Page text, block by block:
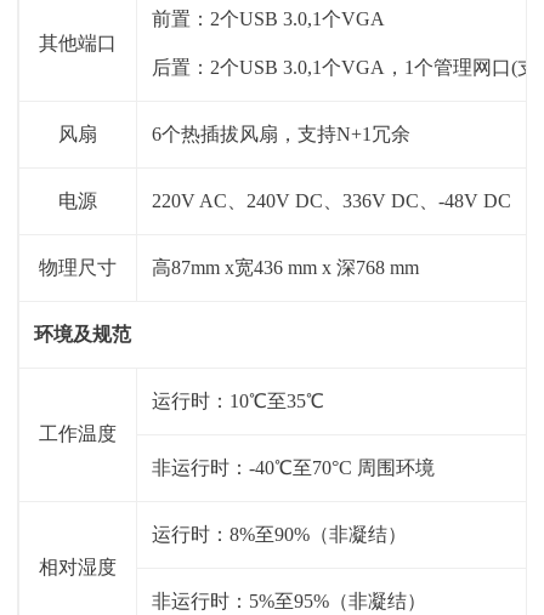
其他端口
前置：2个USB 3.0,1个VGA
后置：2个USB 3.0,1个VGA，1个管理网口(
风扇 6个热插拔风扇，支持N+1冗余
电源 220V AC、240V DC、336V DC、-48V DC
物理尺寸 高87mm x宽436 mm x 深768 mm
环境及规范
工作温度
运行时：10℃至35℃
非运行时：-40℃至70°C 周围环境
相对湿度
运行时：8%至90%（非凝结）
非运行时：5%至95%（非凝结）